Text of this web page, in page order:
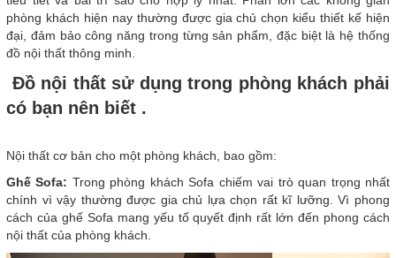
phòng khách hiện nay thường được gia chủ chọn kiểu thiết kế hiện
đại, đảm bảo công năng trong từng sản phẩm, đặc biệt là hệ thống
đồ nội thất thông minh.
Đồ nội thất sử dụng trong phòng khách phải
có bạn nên biết .
Nội thất cơ bản cho một phòng khách, bao gồm:
Ghế Sofa: Trong phòng khách Sofa chiếm vai trò quan trọng nhất
chính vì vậy thường được gia chủ lựa chọn rất kĩ lưỡng. Vì phong
cách của ghế Sofa mang yếu tố quyết định rất lớn đến phong cách
nội thất của phòng khách.